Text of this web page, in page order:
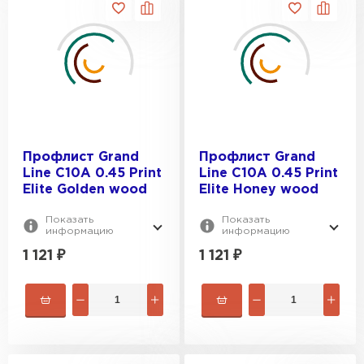
Профлист Grand
Line C10A 0.45 Print
Elite Golden wood
Показать
информацию
1 121 ₽
Профлист Grand
Line C10A 0.45 Print
Elite Honey wood
Показать
информацию
1 121 ₽